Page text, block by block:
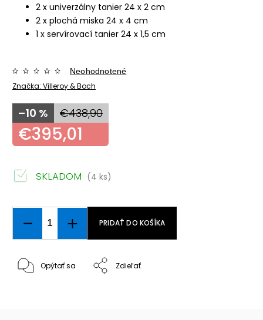
2 x univerzálny tanier 24 x 2 cm
2 x plochá miska 24 x 4 cm
1 x servírovací tanier 24 x 1,5 cm
Značka: Villeroy & Boch
Neohodnotené
€438,90
–10 %
€395,01
SKLADOM (4 ks)
PRIDAŤ DO KOŠÍKA
Opýtať sa Zdieľať